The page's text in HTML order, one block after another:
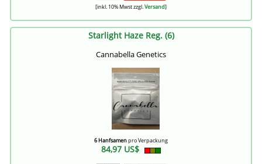
[inkl. 10% Mwst zzgl.Versand]
Starlight Haze Reg. (6)
Cannabella Genetics
6 Hanfsamenpro Verpackung
84,97 US$